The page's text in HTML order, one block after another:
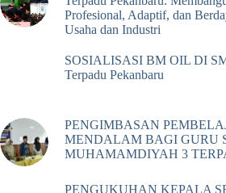
Profesional, Adaptif, dan
Usaha dan Industri
SOSIALISASI BM OIL DI
Terpadu Pekanbaru
PENGIMBASAN
MENDALAM BAGI GURU
MUHAMAMDIYAH 3
PENGUKUHAN KEPALA